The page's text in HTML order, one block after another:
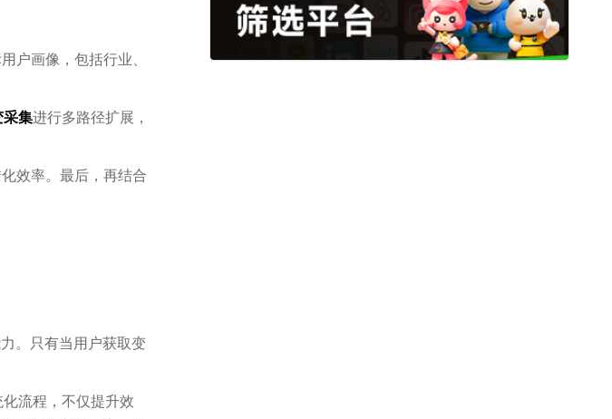
户画像，包括行业、
采集进行多路径扩展，
效率。最后，再结合
。只有当用户获取变
流程，不仅提升效